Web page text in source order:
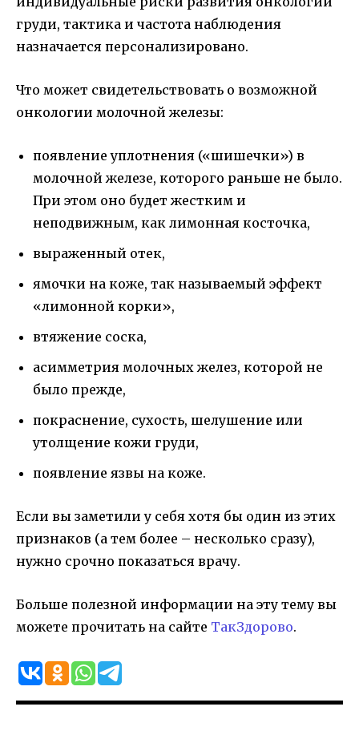
груди, тактика и частота наблюдения
назначается персонализировано.
Что может свидетельствовать о возможной
онкологии молочной железы:
появление уплотнения («шишечки») в
молочной железе, которого раньше не было.
При этом оно будет жестким и
неподвижным, как лимонная косточка,
выраженный отек,
ямочки на коже, так называемый эффект
«лимонной корки»,
втяжение соска,
асимметрия молочных желез, которой не
было прежде,
покраснение, сухость, шелушение или
утолщение кожи груди,
появление язвы на коже.
Если вы заметили у себя хотя бы один из этих
признаков (а тем более – несколько сразу),
нужно срочно показаться врачу.
Больше полезной информации на эту тему вы
можете прочитать на сайте ТакЗдорово.